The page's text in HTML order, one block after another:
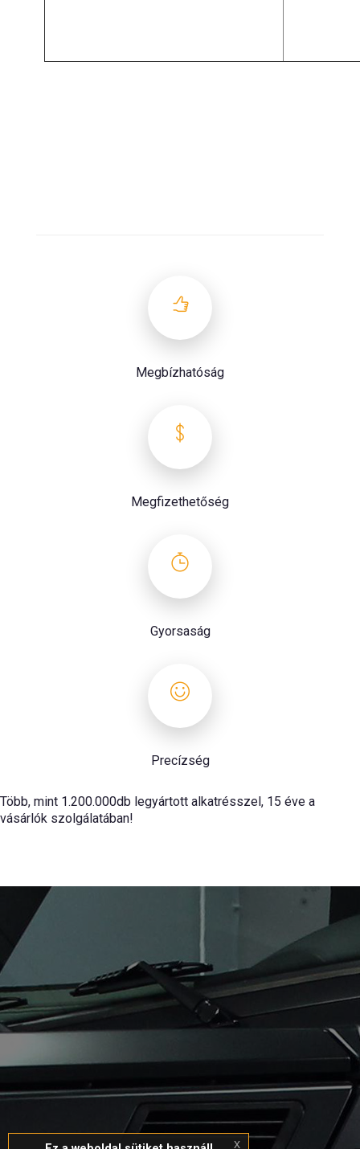
Megbízhatóság
Megfizethetőség
Gyorsaság
Precízség
Több, mint 1.200.000db legyártott alkatrésszel, 15 éve a
vásárlók szolgálatában!
Szabó-Autóművek Kft.
Szabó Gyula
tulajdonos-ügyvezető
Telefon: +36 66/448-706; +36 20 966-3000
Back To Top
x